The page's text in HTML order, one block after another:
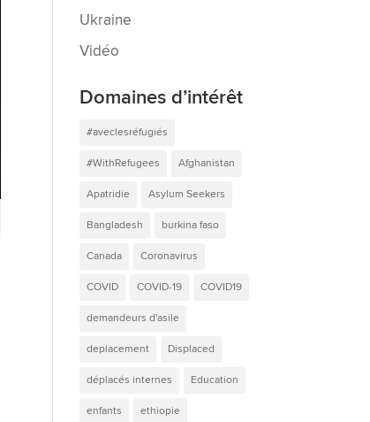
Ukraine
Vidéo
Domaines d’intérêt
#aveclesréfugiés
#WithRefugees Afghanistan
Apatridie Asylum Seekers
Bangladesh burkina faso
Canada Coronavirus
COVID COVID-19 COVID19
demandeurs d'asile
deplacement Displaced
déplacés internes Education
enfants ethiopie